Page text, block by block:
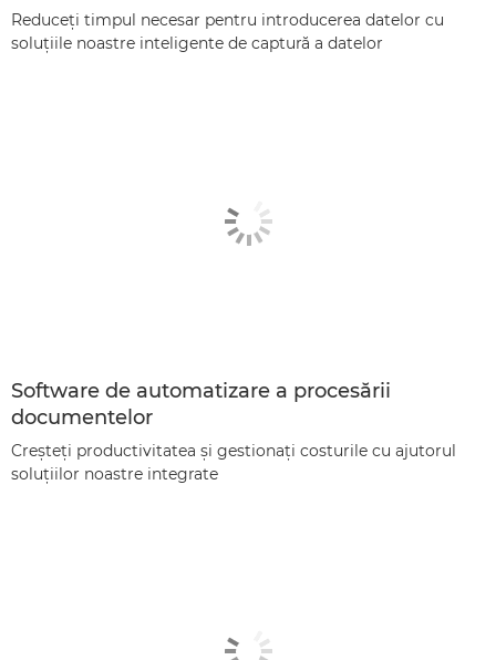
Reduceţi timpul necesar pentru introducerea datelor cu
soluţiile noastre inteligente de captură a datelor
Software de automatizare a procesării
documentelor
Creşteţi productivitatea şi gestionaţi costurile cu ajutorul
soluţiilor noastre integrate